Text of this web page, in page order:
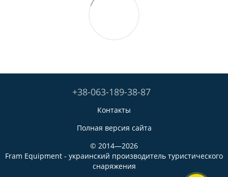
+38-063-189-38-87
Контакты
Полная версия сайта
© 2014—2026
Fram Equipment - украинский производитель туристического
снаряжения